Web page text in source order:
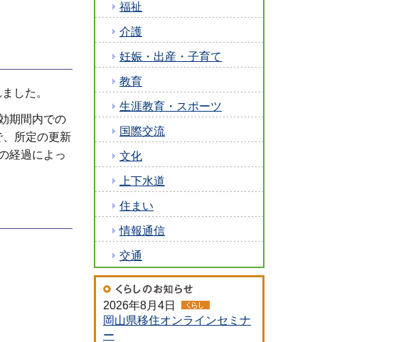
した。
期間内での
所定の更新
経過によっ
福祉
介護
妊娠・出産・子育て
教育
生涯教育・スポーツ
国際交流
文化
上下水道
住まい
情報通信
交通
2026年8月4日
岡山県移住オンラインセミナ
ー